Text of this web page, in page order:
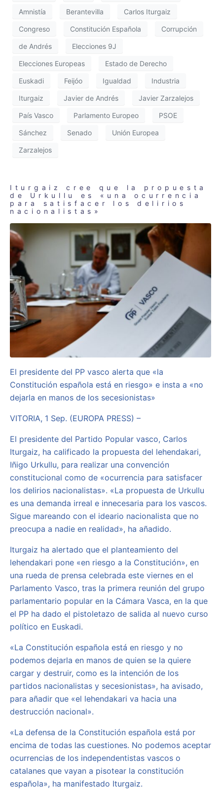
Amnistía Berantevilla Carlos Iturgaiz
Congreso Constitución Española Corrupción
de Andrés Elecciones 9J
Elecciones Europeas Estado de Derecho
Euskadi Feijóo Igualdad Industria
Iturgaiz Javier de Andrés Javier Zarzalejos
País Vasco Parlamento Europeo PSOE
Sánchez Senado Unión Europea
Zarzalejos
Iturgaiz cree que la propuesta
de Urkullu es «una ocurrencia
para satisfacer los delirios
nacionalistas»
El presidente del PP vasco alerta que «la
Constitución española está en riesgo» e insta a «no
dejarla en manos de los secesionistas»
VITORIA, 1 Sep. (EUROPA PRESS) –
El presidente del Partido Popular vasco, Carlos
Iturgaiz, ha calificado la propuesta del lehendakari,
Iñigo Urkullu, para realizar una convención
constitucional como de «ocurrencia para satisfacer
los delirios nacionalistas». «La propuesta de Urkullu
es una demanda irreal e innecesaria para los vascos.
Sigue mareando con el ideario nacionalista que no
preocupa a nadie en realidad», ha añadido.
Iturgaiz ha alertado que el planteamiento del
lehendakari pone «en riesgo a la Constitución», en
una rueda de prensa celebrada este viernes en el
Parlamento Vasco, tras la primera reunión del grupo
parlamentario popular en la Cámara Vasca, en la que
el PP ha dado el pistoletazo de salida al nuevo curso
político en Euskadi.
«La Constitución española está en riesgo y no
podemos dejarla en manos de quien se la quiere
cargar y destruir, como es la intención de los
partidos nacionalistas y secesionistas», ha avisado,
para añadir que «el lehendakari va hacia una
destrucción nacional».
«La defensa de la Constitución española está por
encima de todas las cuestiones. No podemos aceptar
ocurrencias de los independentistas vascos o
catalanes que vayan a pisotear la constitución
española», ha manifestado Iturgaiz.